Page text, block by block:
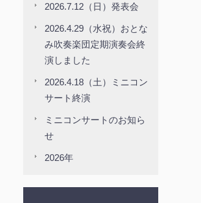
2026.7.12（日）発表会
2026.4.29（水祝）おとな
み吹奏楽団定期演奏会終
演しました
2026.4.18（土）ミニコン
サート終演
ミニコンサートのお知ら
せ
2026年